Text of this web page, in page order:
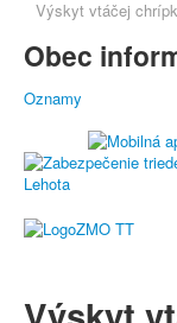
Výskyt vtáčej
Obec
Oznamy